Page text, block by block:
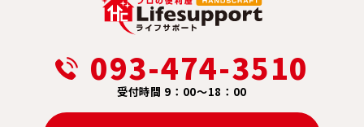
093-474-3510
受付時間 9：00～18：00